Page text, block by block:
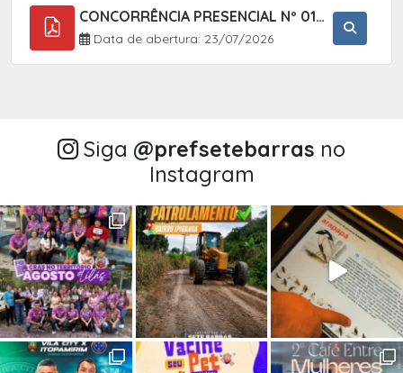
CONCORRÊNCIA PRESENCIAL Nº 018/2026 - PAVIMENTAÇÃO ASFÁLTICA NO BAIRRO VOTUPOCA ? ESTRADA DA RAPOSA, NO MUNICÍPIO DE SETE BARRAS/SP
Data de abertura: 23/07/2026
Siga @‌prefsetebarras no
Instagram